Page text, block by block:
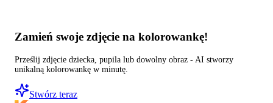
Zamień swoje zdjęcie na kolorowankę!
Prześlij zdjęcie dziecka, pupila lub dowolny obraz - AI stworzy
unikalną kolorowankę w minutę.
Stwórz teraz